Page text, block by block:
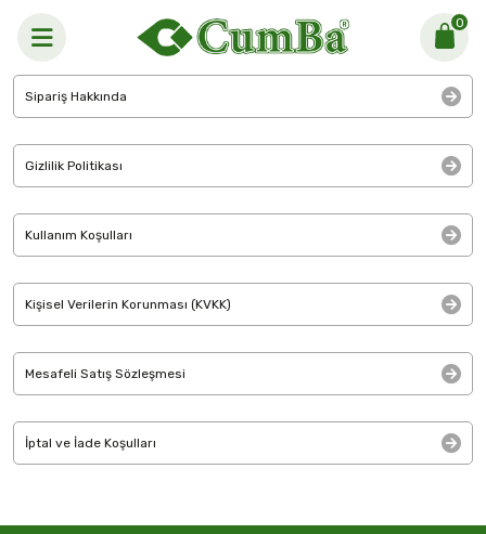
0
Anasayfa > Hesabım > Yardım Merkezi
Sipariş Hakkında
Gizlilik Politikası
Kullanım Koşulları
Kişisel Verilerin Korunması (KVKK)
Mesafeli Satış Sözleşmesi
İptal ve İade Koşulları